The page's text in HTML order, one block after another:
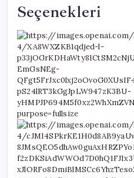
Seçenekleri